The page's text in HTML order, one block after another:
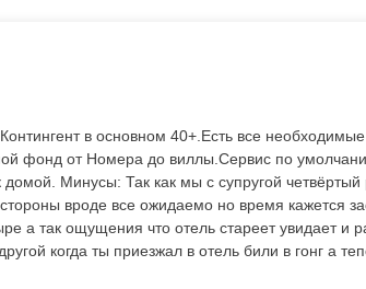
в основном 40+.Есть все
фонд от Номера до виллы.Сервис по
Минусы: Так как мы с супругой четвёртый
вроде все ожидаемо но время кажется
а так ощущения что отель стареет увидает и
когда ты приезжал в отель били в гонг а